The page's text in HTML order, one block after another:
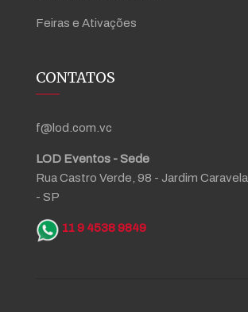
Feiras e Ativações
CONTATOS
f@lod.com.vc
LOD Eventos - Sede
Rua Castro Verde, 98 - Jardim
- SP
11 9 4538 9849